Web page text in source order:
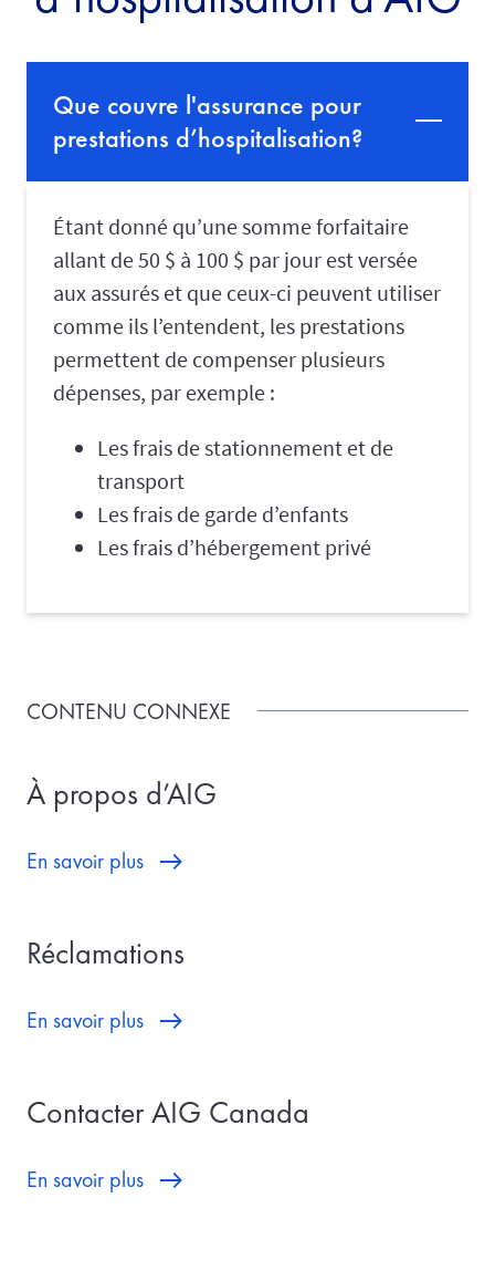
Que couvre l'assurance pour
prestations d’hospitalisation?
Étant donné qu’une somme forfaitaire
allant de 50 $ à 100 $ par jour est versée
aux assurés et que ceux-ci peuvent utiliser
comme ils l’entendent, les prestations
permettent de compenser plusieurs
dépenses, par exemple :
Les frais de stationnement et de
transport
Les frais de garde d’enfants
Les frais d’hébergement privé
CONTENU CONNEXE
À propos d’AIG
En savoir plus
Réclamations
En savoir plus
Contacter AIG Canada
En savoir plus